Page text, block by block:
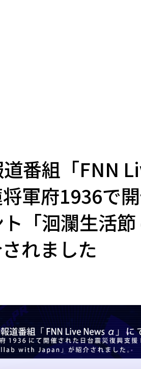
番組「FNN
軍府1936で
「洄瀾生活
れました